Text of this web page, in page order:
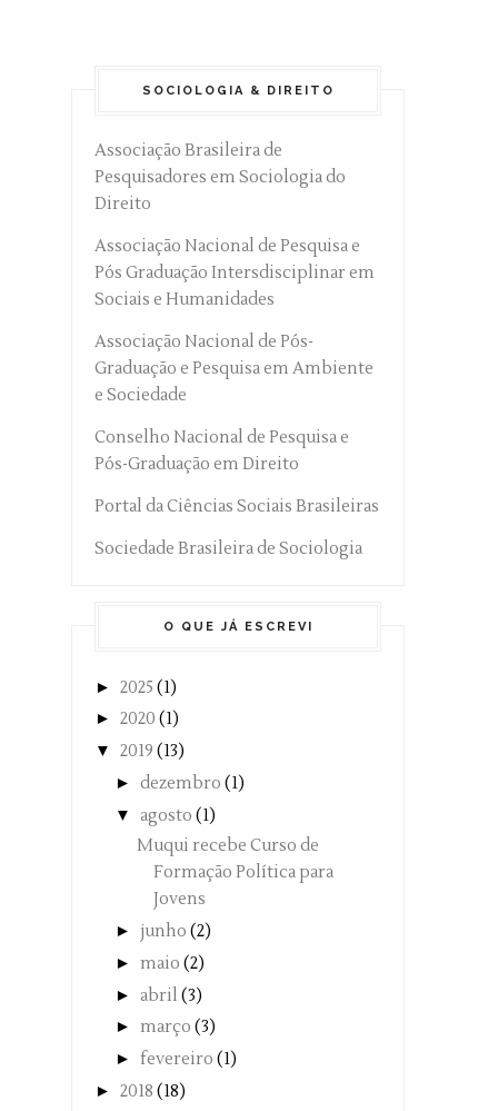
SOCIOLOGIA & DIREITO
Associação Brasileira de
Pesquisadores em Sociologia do
Direito
Associação Nacional de Pesquisa e
Pós Graduação Intersdisciplinar em
Sociais e Humanidades
Associação Nacional de Pós-
Graduação e Pesquisa em Ambiente
e Sociedade
Conselho Nacional de Pesquisa e
Pós-Graduação em Direito
Portal da Ciências Sociais Brasileiras
Sociedade Brasileira de Sociologia
O QUE JÁ ESCREVI
► 2025 (1)
► 2020 (1)
▼ 2019 (13)
► dezembro (1)
▼ agosto (1)
Muqui recebe Curso de
Formação Política para
Jovens
► junho (2)
► maio (2)
► abril (3)
► março (3)
► fevereiro (1)
► 2018 (18)